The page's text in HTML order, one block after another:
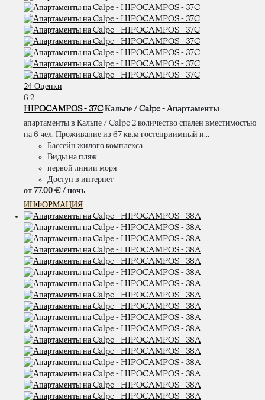
24 Оценки
6 2
HIPOCAMPOS - 37C Кальпе / Calpe - Апартаменты
апартаменты в Кальпе / Calpe 2 количество спален вместимостью
на 6 чел. Проживание из 67 кв.м гостеприимный и...
Бассейн жилого комплекса
Виды на пляж
первой линии моря
Доступ в интернет
от 77.00 € / ночь
ИНФОРМАЦИЯ